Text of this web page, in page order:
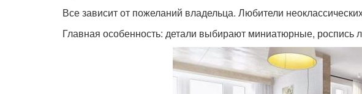
Все зависит от пожеланий владельца. Любители
Главная особенность: детали выбирают миниатюрные, роспись